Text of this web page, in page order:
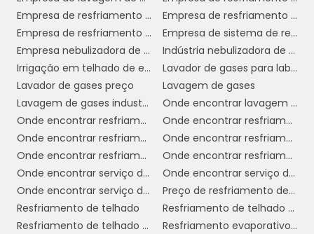
Em resumo, o serviço de nebulização é uma
solução inovadora e eficaz para melhorar as
condições ambientais em diversos setores,
promovendo a saúde, o conforto e a
produtividade dos trabalhadores. Com a
crescente demanda por ambientes mais
saudáveis, essa técnica se torna cada vez
mais relevante no contexto industrial.
BENEFÍCIOS DA
NEBULIZAÇÃO PARA
INDÚSTRIAS
Empresa de resfriamento de telhado em sp
Empresa de resfriamento de telhado por aspersão
Empresa de resfriamento de telhados
Empresa de sistema de resfriamento evaporativo
Empresa nebulizadora de ambientes
Indústria nebulizadora de ambientes
Irrigação em telhado de empresa
Lavador de gases para laboratório
Lavador de gases preço
Lavagem de gases
Lavagem de gases industriais
Onde encontrar lavagem de gases industriais
Onde encontrar resfriamento de telhado com água
Onde encontrar resfriamento de telhado em sp
Onde encontrar resfriamento de telhado por aspersão
Onde encontrar resfriamento de telhados
Onde encontrar resfriamento evaporativo
Onde encontrar resfriamento evaporativo em sp
Onde encontrar serviço de nebulização ambientes
Onde encontrar serviço de nebulização ambientes em sp
Onde encontrar serviço de resfriamento de telhado sp
Preço de resfriamento de telhado
Resfriamento de telhado
Resfriamento de telhado com água
Resfriamento de telhado por aspersão
Resfriamento evaporativo direto